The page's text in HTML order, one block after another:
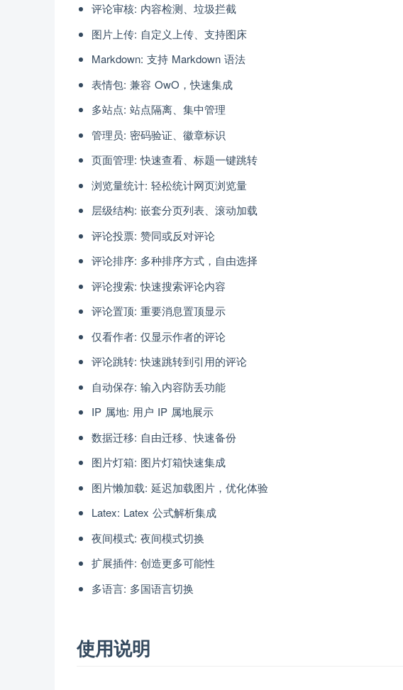
评论审核: 内容检测、垃圾拦截
图片上传: 自定义上传、支持图床
Markdown: 支持 Markdown 语法
表情包: 兼容 OwO，快速集成
多站点: 站点隔离、集中管理
管理员: 密码验证、徽章标识
页面管理: 快速查看、标题一键跳转
浏览量统计: 轻松统计网页浏览量
层级结构: 嵌套分页列表、滚动加载
评论投票: 赞同或反对评论
评论排序: 多种排序方式，自由选择
评论搜索: 快速搜索评论内容
评论置顶: 重要消息置顶显示
仅看作者: 仅显示作者的评论
评论跳转: 快速跳转到引用的评论
自动保存: 输入内容防丢功能
IP 属地: 用户 IP 属地展示
数据迁移: 自由迁移、快速备份
图片灯箱: 图片灯箱快速集成
图片懒加载: 延迟加载图片，优化体验
Latex: Latex 公式解析集成
夜间模式: 夜间模式切换
扩展插件: 创造更多可能性
多语言: 多国语言切换
使用说明